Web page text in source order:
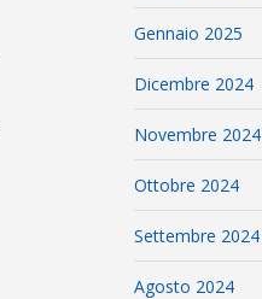
Gennaio 2025
Dicembre 2024
Novembre 2024
Ottobre 2024
Settembre 2024
Agosto 2024